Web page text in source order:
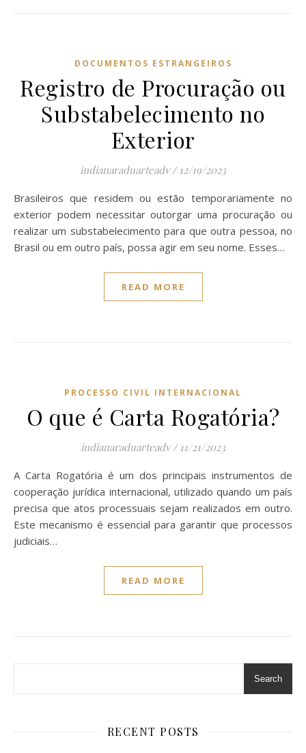
DOCUMENTOS ESTRANGEIROS
Registro de Procuração ou
Substabelecimento no
Exterior
indianaraduarteadv / 12/19/2023
Brasileiros que residem ou estão temporariamente no
exterior podem necessitar outorgar uma procuração ou
realizar um substabelecimento para que outra pessoa, no
Brasil ou em outro país, possa agir em seu nome. Esses…
READ MORE
PROCESSO CIVIL INTERNACIONAL
O que é Carta Rogatória?
indianaraduarteadv / 11/21/2023
A Carta Rogatória é um dos principais instrumentos de
cooperação jurídica internacional, utilizado quando um país
precisa que atos processuais sejam realizados em outro.
Este mecanismo é essencial para garantir que processos
judiciais…
READ MORE
Search
RECENT POSTS